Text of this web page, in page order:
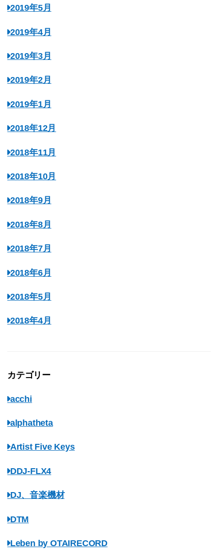
2019年5月
2019年4月
2019年3月
2019年2月
2019年1月
2018年12月
2018年11月
2018年10月
2018年9月
2018年8月
2018年7月
2018年6月
2018年5月
2018年4月
カテゴリー
acchi
alphatheta
Artist Five Keys
DDJ-FLX4
DJ、音楽機材
DTM
Leben by OTAIRECORD